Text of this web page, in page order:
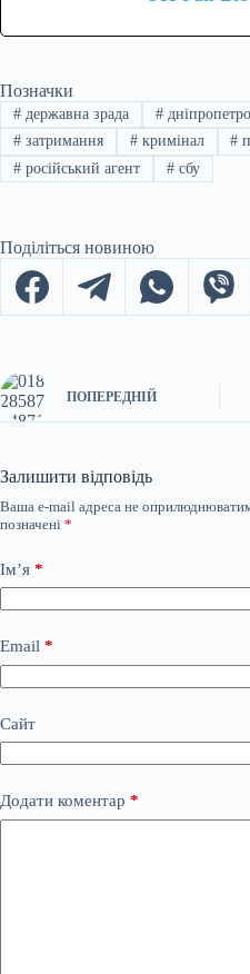
Позначки
#державна зрада #
#затримання #кримінал #
#російський агент #сбу
Поділіться новиною
ПОПЕРЕДНІЙ
Залишити відповідь
Ваша e-mail адреса не
позначені *
Ім’я *
Email *
Сайт
Додати коментар *